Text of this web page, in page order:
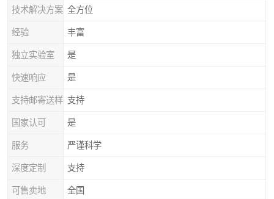
技术解决方案 全方位
经验 丰富
独立实验室 是
快速响应 是
支持邮寄送样 支持
国家认可 是
服务 严谨科学
深度定制 支持
可售卖地 全国